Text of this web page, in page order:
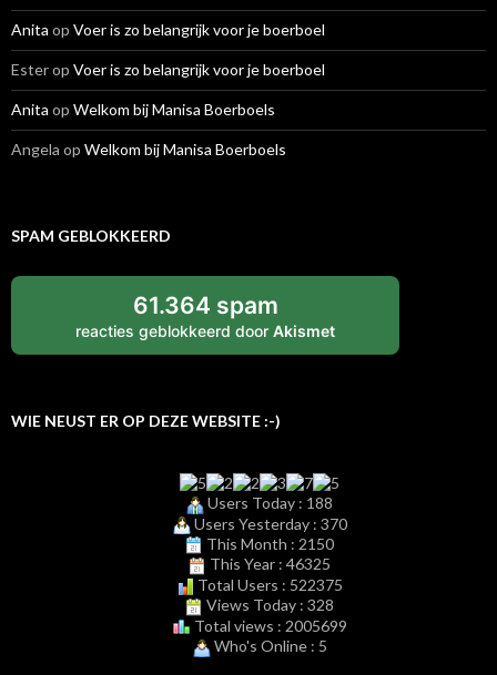
Anita op Voer is zo belangrijk voor je boerboel
Esterop Voer is zo belangrijk voor je boerboel
Anita op Welkom bij Manisa Boerboels
Angela op Welkom bij Manisa Boerboels
SPAM GEBLOKKEERD
61.364 spam
reacties geblokkeerd door Akismet
WIE NEUST ER OP DEZE WEBSITE :-)
Users Today : 188
Users Yesterday : 370
This Month : 2150
This Year : 46325
Total Users : 522375
Views Today : 328
Total views : 2005699
Who's Online : 5